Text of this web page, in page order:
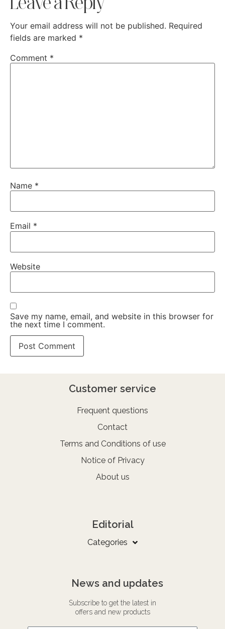
Your email address will not be published. Required
fields are marked *
Comment *
Name *
Email *
Website
Save my name, email, and website in this browser for
the next time I comment.
Customer service
Frequent questions
Contact
Terms and Conditions of use
Notice of Privacy
About us
Editorial
Categories
News and updates
Subscribe to get the latest in
offers and new products